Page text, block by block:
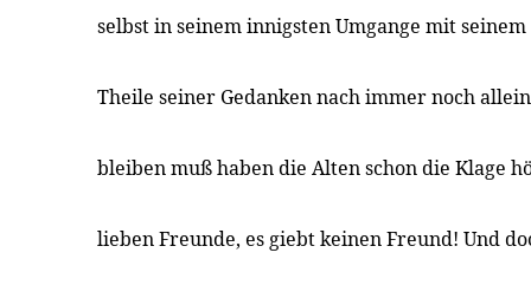
selbst in seinem innigsten Umgange mit
Theile seiner Gedanken nach immer noch
bleiben muß haben die Alten schon die Klage
lieben Freunde, es giebt keinen Freund! Und